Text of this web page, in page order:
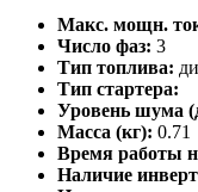
Макс. мощн.
Число фаз: 3
Тип топлива:
Тип стартера:
Уровень шума
Масса (кг): 0.71
Время работы
Наличие